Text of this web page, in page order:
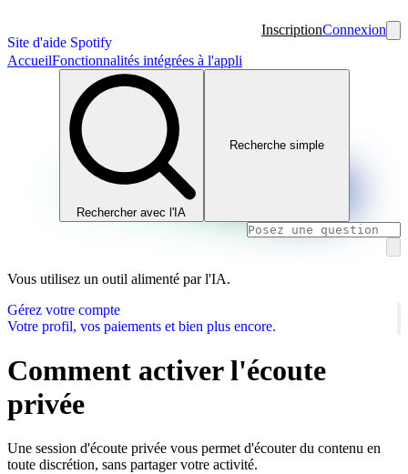
Site d'aide Spotify
InscriptionConnexion
AccueilFonctionnalités intégrées à l'appli
Rechercher avec l'IA
Recherche simple
Vous utilisez un outil alimenté par l'IA.
Gérez votre compte
Votre profil, vos paiements et bien plus encore.
Comment activer l'écoute
privée
Une session d'écoute privée vous permet d'écouter du contenu en
toute discrétion, sans partager votre activité.